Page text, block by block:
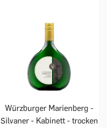
Würzburger Marienberg -
Silvaner - Kabinett - trocken